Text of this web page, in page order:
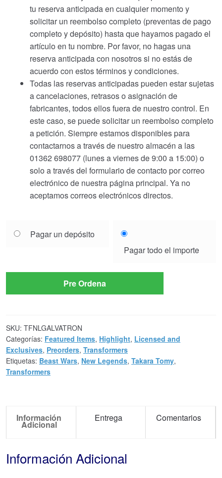
tu reserva anticipada en cualquier momento y
solicitar un reembolso completo (preventas de pago
completo y depósito) hasta que hayamos pagado el
artículo en tu nombre. Por favor, no hagas una
reserva anticipada con nosotros si no estás de
acuerdo con estos términos y condiciones.
Todas las reservas anticipadas pueden estar sujetas
a cancelaciones, retrasos o asignación de
fabricantes, todos ellos fuera de nuestro control. En
este caso, se puede solicitar un reembolso completo
a petición. Siempre estamos disponibles para
contactarnos a través de nuestro almacén a las
01362 698077 (lunes a viernes de 9:00 a 15:00) o
solo a través del formulario de contacto por correo
electrónico de nuestra página principal. Ya no
aceptamos correos electrónicos directos.
your
Pagar un depósito
Pagar todo el importe
Pre Ordena
SKU: TFNLGALVATRON
Categorías: Featured Items, Highlight, Licensed and
Exclusives, Preorders, Transformers
Etiquetas: Beast Wars, New Legends, Takara Tomy,
Transformers
Información
Adicional
Entrega Comentarios
Información Adicional